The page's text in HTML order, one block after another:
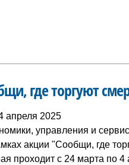
где торгуют
апреля 2025
управления и
акции "Сообщи, где
проходит с 24 марта по 4